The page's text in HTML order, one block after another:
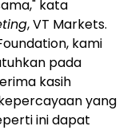
kata
, VT Markets.
kami
pada
kasih
yang
ini dapat